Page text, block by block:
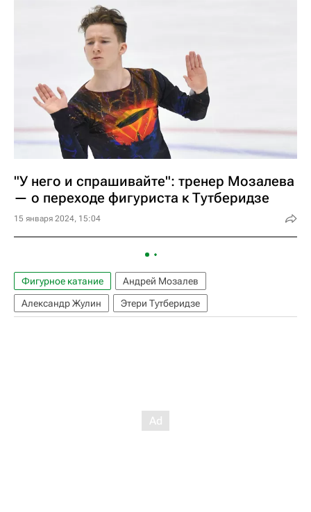
"У него и спрашивайте": тренер Мозалева
— о переходе фигуриста к Тутберидзе
15 января 2024, 15:04
Фигурное катание
Андрей Мозалев
Александр Жулин
Этери Тутберидзе